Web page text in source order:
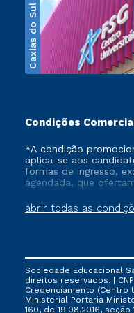
Caxias do Sul
Condições
abrir todas as
*A condição
aplica-se aos
formas de ingresso,
agendada, que
que ainda não
cancelado ou
FIES, Prouni e outros
não se acumula com
ofertada pela
Sociedade Educacional
direitos reservados. |
Credenciamento (Centro
Ministerial Portaria
160, de 19.08.2016,